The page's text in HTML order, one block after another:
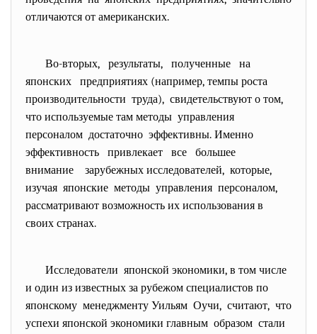
отличаются от американских.
Во-вторых, результаты, полученные на
японских предприятиях (например, темпы роста
производительности труда), свидетельствуют о том,
что используемые там методы управления
персоналом достаточно эффективны. Именно
эффективность привлекает все большее
внимание зарубежных исследователей, которые,
изучая японские методы управления персоналом,
рассматривают возможность их использования в
своих странах.
Исследователи японской экономики, в том числе
и один из известных за рубежом специалистов по
японскому менеджменту Уильям Оучи, считают, что
успехи японской экономики главным образом стали